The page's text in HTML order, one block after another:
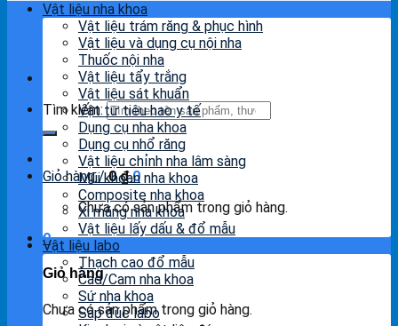
Tìm kiếm:
Giỏ hàng /0₫ 0
Chưa có sản phẩm trong giỏ hàng.
0
Giỏ hàng
Chưa có sản phẩm trong giỏ hàng.
Vật liệu nha khoa
Vật liệu trám răng & phục hình
Vật liệu và dụng cụ nội nha
Thuốc nội nha
Vật liệu tẩy trắng
Vật liệu sát khuẩn
Vật tư tiêu hao y tế
Dụng cụ nha khoa
Dụng cụ nhổ răng
Vật liệu chỉnh nha lâm sàng
Mũi khoan nha khoa
Composite nha khoa
Xi măng nha khoa
Vật liệu lấy dấu & đổ mẫu
Vật liệu labo
Thạch cao đổ mẫu
Cad/Cam nha khoa
Sứ nha khoa
Sáp đúc labo